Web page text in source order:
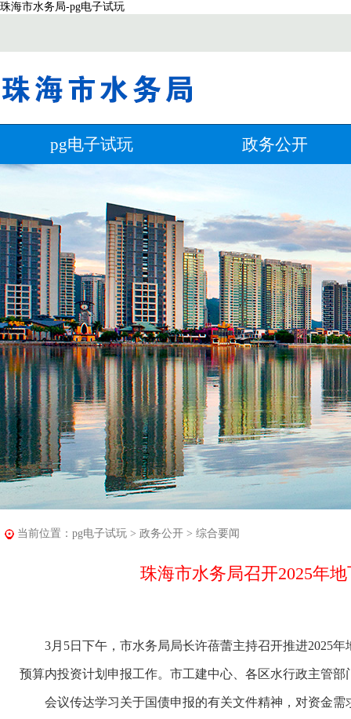
珠海市水务局-pg电子试玩
pg电子试玩 政务公开
当前位置： pg电子试玩 > 政务公开 > 综合要闻
珠海市水务局召开2025年
3月5日下午，市水务局局长许蓓蕾主持召开推进2025年
预算内投资计划申报工作。市工建中心、各区水行政主管
会议传达学习关于国债申报的有关文件精神，对资金需